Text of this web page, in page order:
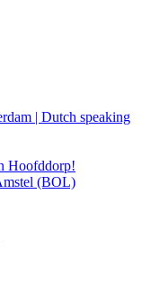
| Dutch speaking
Hoofddorp!
(BOL)